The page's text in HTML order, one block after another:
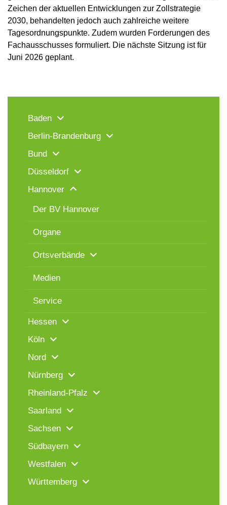
Zeichen der aktuellen Entwicklungen zur Zollstrategie
2030, behandelten jedoch auch zahlreiche weitere
Tagesordnungspunkte. Zudem wurden Forderungen des
Fachausschusses formuliert. Die nächste Sitzung ist für
Juni 2026 geplant.
Baden
Berlin-Brandenburg
Bund
Düsseldorf
Hannover
Der BV Hannover
Organe
Ortsverbände
Medien
Service
Hessen
Köln
Nord
Nürnberg
Rheinland-Pfalz
Saarland
Sachsen
Südbayern
Westfalen
Württemberg